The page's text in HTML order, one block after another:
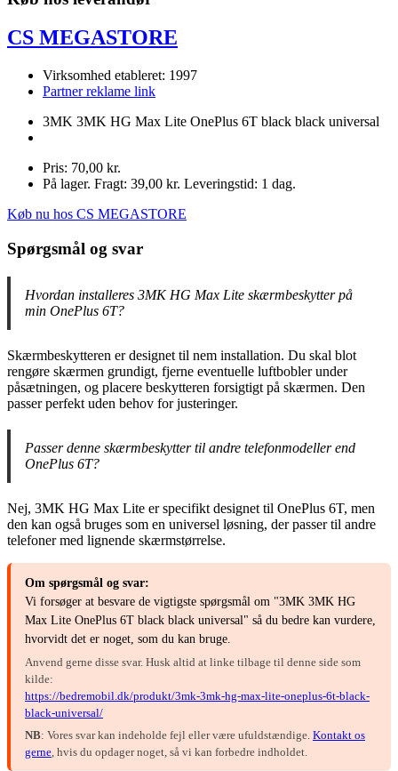
CS MEGASTORE
Virksomhed etableret: 1997
Partner reklame link
3MK 3MK HG Max Lite OnePlus 6T black black universal
Pris: 70,00 kr.
På lager. Fragt: 39,00 kr. Leveringstid: 1 dag.
Køb nu hos CS MEGASTORE
Spørgsmål og svar
Hvordan installeres 3MK HG Max Lite skærmbeskytter på
min OnePlus 6T?
Skærmbeskytteren er designet til nem installation. Du skal blot
rengøre skærmen grundigt, fjerne eventuelle luftbobler under
påsætningen, og placere beskytteren forsigtigt på skærmen. Den
passer perfekt uden behov for justeringer.
Passer denne skærmbeskytter til andre telefonmodeller end
OnePlus 6T?
Nej, 3MK HG Max Lite er specifikt designet til OnePlus 6T, men
den kan også bruges som en universel løsning, der passer til andre
telefoner med lignende skærmstørrelse.
Om spørgsmål og svar:
Vi forsøger at besvare de vigtigste spørgsmål om "3MK 3MK HG
Max Lite OnePlus 6T black black universal" så du bedre kan vurdere,
hvorvidt det er noget, som du kan bruge.
Anvend gerne disse svar. Husk altid at linke tilbage til denne side som
kilde:
https://bedremobil.dk/produkt/3mk-3mk-hg-max-lite-oneplus-6t-black-
black-universal/
NB: Vores svar kan indeholde fejl eller være ufuldstændige. Kontakt os
gerne, hvis du opdager noget, så vi kan forbedre indholdet.